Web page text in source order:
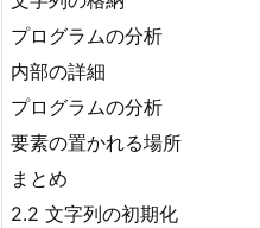
プログラムの分析
内部の詳細
プログラムの分析
要素の置かれる場所
まとめ
2.2 文字列の初期化